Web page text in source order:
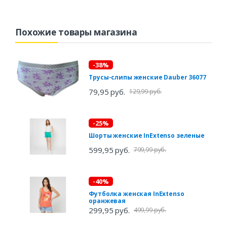
Похожие товары магазина
-38%
Трусы-слипы женские Dauber 36077
79,95 руб. 129,99 руб.
-25%
Шорты женские InExtenso зеленые
599,95 руб. 799,99 руб.
-40%
Футболка женская InExtenso
оранжевая
299,95 руб. 499,99 руб.